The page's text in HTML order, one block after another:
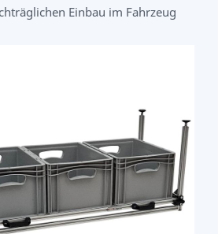
Einbau im Fahrzeug